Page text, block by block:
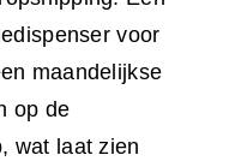
voor
maandelijkse
op de
wat laat zien